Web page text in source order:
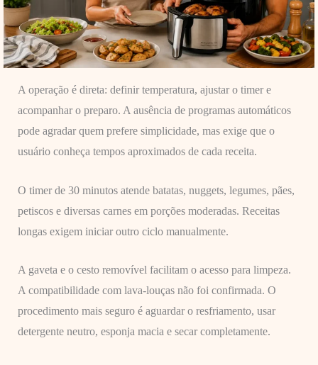
A operação é direta: definir temperatura, ajustar o timer e
acompanhar o preparo. A ausência de programas automáticos
pode agradar quem prefere simplicidade, mas exige que o
usuário conheça tempos aproximados de cada receita.
O timer de 30 minutos atende batatas, nuggets, legumes, pães,
petiscos e diversas carnes em porções moderadas. Receitas
longas exigem iniciar outro ciclo manualmente.
A gaveta e o cesto removível facilitam o acesso para limpeza.
A compatibilidade com lava-louças não foi confirmada. O
procedimento mais seguro é aguardar o resfriamento, usar
detergente neutro, esponja macia e secar completamente.